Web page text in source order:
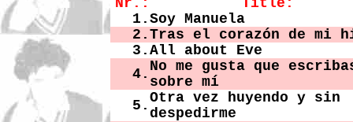
Nr.:
Title:
1. Soy Manuela
2. Tras el corazón de mi
3. All about Eve
4. No me gusta que
sobre mí
5. Otra vez huyendo y sin
despedirme